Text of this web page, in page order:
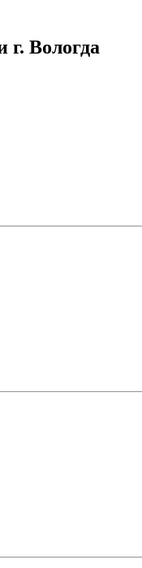
Вологда